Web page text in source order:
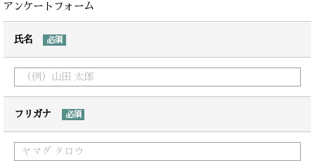
アンケートフォーム
氏名 必須
フリガナ 必須